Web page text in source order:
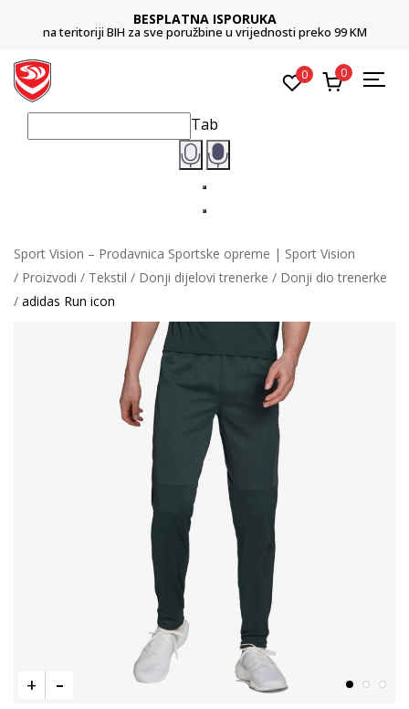
BESPLATNA ISPORUKA
na teritoriji BIH za sve poružbine u vrijednosti preko 99 KM
0 0
Tab
Sport Vision – Prodavnica Sportske opreme | Sport Vision
Proizvodi
Tekstil Donji dijelovi trenerke
Donji dio trenerke
adidas Run icon